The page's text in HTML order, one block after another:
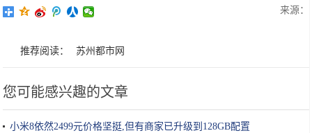
来源：
推荐阅读： 苏州都市网
您可能感兴趣的文章
小米8依然2499元价格坚挺,但有商家已升级到128GB配置